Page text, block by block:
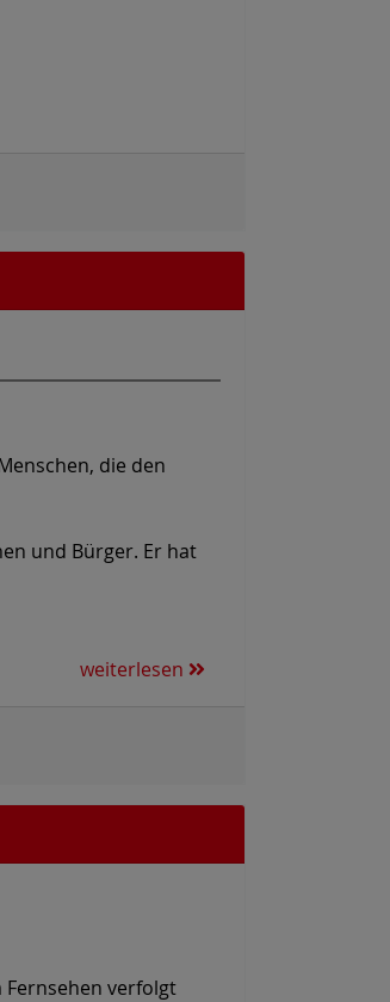
die den
und Bürger. Er hat
weiterlesen
Fernsehen verfolgt